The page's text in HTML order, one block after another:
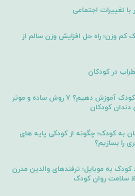
تغییرات اجتماعی
کم وزن؛ راه حل افزایش وزن سالم از
در کودکان
چطوری مسواک زدن را به کودک آموزش دهیم؟ ۷ روش ساده و موثر
دندان کودکان
به کودک؛ چگونه از کودکی پایه های
را بسازیم؟
به موبایل؛ ترفندهای والدین مدرن
سلامت روان کودک